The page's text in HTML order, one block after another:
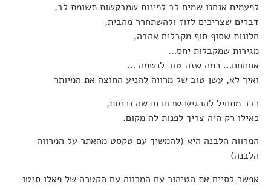
לפעמים אנחנו שמים לב לפינות שמבקשות תשומת לב,
דברים שצריכים לזוז ולהשתחרר מהבית,
חלונות שסוף סוף מקבלים אהבה,
מגירות שמקבלות יחס…
אחחחח… כמה שזה טוב לנשמה …
ואיך לא, עשן טוב של מרווה להניע החוצה את המיותר
כבר מתחיל להרגיש שרוח חדשה נכנסת,
כאילו רק היה צריך לפנות לה מקום.
המרווה הלבנה היא (להמשיך עם טקסט מהאתר על המרווה
הלבנה)
אפשר לסיים את הטיהור עם המרווה עם הקטרה של פאלו סנטו